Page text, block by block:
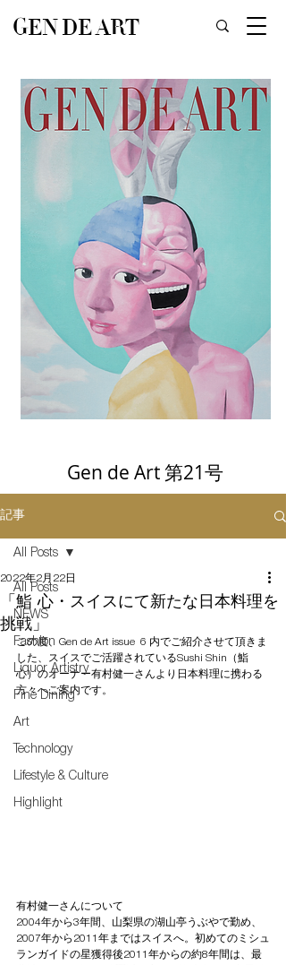
GEN DE ART
Gen de Art 第21号
記事
All Posts
NEWS
Fashion
Liquor Artistry
Fine Dining
Art
Technology
Lifestyle & Culture
Highlight
All Posts
「鮨 心・スイスにて新たな日本料理を
挑戦」
2022年2月22日
この度、Gen de Art issue  6 内でご紹介させて頂きま
した、スイスでご活躍されているSushi Shin（鮨
心）のオーナー有村健一さんより日本料理に携わる
方々へご案内です。
有村健一さんについて
2004年から3年間、山梨県の湖山亭うぶやで勤め、
2007年から2011年まではスイスへ。初めてのミシュ
ランガイドの星獲得後2011年からの約8年間は、最